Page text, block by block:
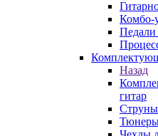
Комбо-
Педали
Назад
гитар
Струны